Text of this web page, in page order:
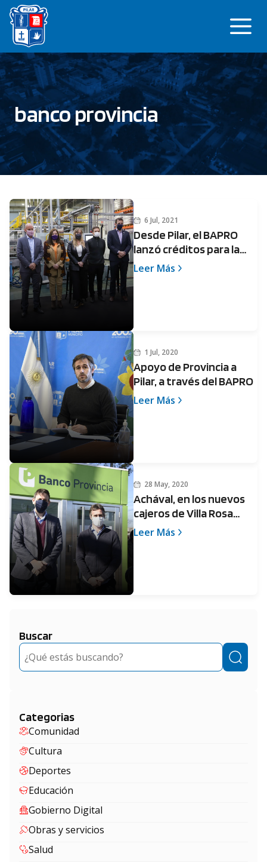
Saltar
contenido
banco provincia
6 Jul, 2021
Desde Pilar, el BAPRO
lanzó créditos para la
Recuperación
Leer Más
1 Jul, 2020
Apoyo de Provincia a
Pilar, a través del BAPRO
Leer Más
28 May, 2020
Achával, en los nuevos
cajeros de Villa Rosa
junto al presidente del
Leer Más
Buscar
Buscar
Categorias
Comunidad
Cultura
Deportes
Educación
Gobierno Digital
Obras y servicios
Salud